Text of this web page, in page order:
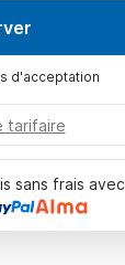
d'acceptation
tarifaire
sans frais avec